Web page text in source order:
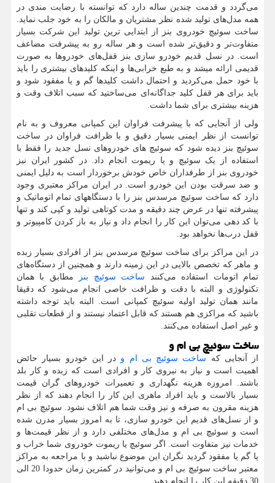
می‌گردد و قدمت چندین ساله دارد که توانسته با رضایت مندی در
همه مدل‌های تولید شده نظر مشتریان و مالکان را به خود جلب نماید.
ساخت سوئیچ خودروی بنز از ابتدایی ترین تولید این شرکت بسیار
متفاوت‌تر و دقیق‌تر شده است و هر ساله رو به پیشرفت مضاعف
است. در نسل قدیم خودرو سازی بنز قفل‌های خودروها به صورت
قدیمی ارائه میشد و به طبع خرابی‌ها و اینکه کلیدهای بیشتری را باید
با خود حمل می‌کردید و احتمال داشت کلیدها گم و یا مفقود شود و
باید برای هر قفل کلید جداگانه‌ای می‌ساختید که سبب اتلاف وقت و
هزینه بیشتری برای شما داشت.
ولی از آنجایی که با پیشرفت فراوان این کمپانی معروف و به نام
توانست از نظر ایمنی بسیار دقیق و با ظرافت فراوان در ساخت
سوئیچ بنز دیده شود که سوئیچ های خودروهای نسل جدید را فقط با
استفاده از یک سوئیچ و یا ریموت انجام داد. در کشور ایران نیز
خودروی بنز از طرفداران خاص خودش برخوردار است به دلیل ایمنی
و ضد سرقت بودن این خودرو است. در ایران مراکز معتبری وجود
دارد که ساخت سوئیچ مرسدس بنز را با دستگاههای تمام اتوماتیک و
پیشرفته تنها در عرض چند دقیقه و مدت کوتاهی تولید و کپی کند و تنها
با کد دهی می‌توان این کار را انجام داد و نیاز به باز کردن کامپیوتر و
قفل درب‌ها نخواهد بود.
در این مراکز برای ساخت سوئیچ مرسدس بنز از افرادی بسیار زبده
و ماهر که تخصص بالایی در این زمینه دارند و همچنین از دستگاه‌های
تمام اتومات استفاده می‌کنند ساخت سوئیچ بنز
مطابق با همان
تکنولوژی و البته با دقت و ظرافت خاصی انجام می‌شود که دقیقا
مانند همان تولید اولیه سوئیچ کمپانی است. البته باید توجه داشته
باشید که مراکزی هم هستند که قابل اعتماد نیستند و از قطعات تقلبی
و غیر اصل استفاده می‌کنند.
ساخت سوئیچ بی ام و
از آنجایی که ساخت سوئیچ بی ام و در این خودرو بسیار حائض
اهمیت است و نیاز به نیروی کار و افرادی است که زبده و کار بلد
باشند. امروزه هزینه نگهداری و تعمیرات خودروهای گران قیمت
بسیار بالاست و باید افراد ماهری این کار را انجام دهند که از نظر
هزینه مقرون به صرفه و نیز وقت شما هم اتلاف نشود. سوئیچ بی ام
و از نسل‌های قدیم این خودرو سازی، تا به امروز بسیار مدرن شده
است و سوئیچ بی ام و مدل‌های مختلفی دارد و از نظر قیمت‌ها و
خدمات نیز متفاوت است. اگر سوئیچ یا ریموت خودروی شما خراب و
یا گم یا مفقود گردید نگران این موضوع نباشید و با مراجعه به مراکز
معتبر ساخت سوئیچ بی ام و می‌توانید در کمترین زمان حدودا 20 الی
30 دقیقه این کار را انجام دهید.